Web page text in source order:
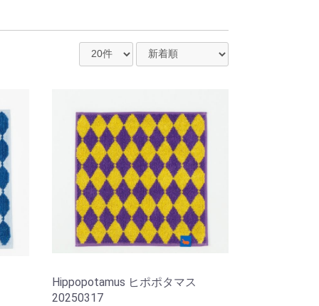
Hippopotamus ヒポポタマス
20250317